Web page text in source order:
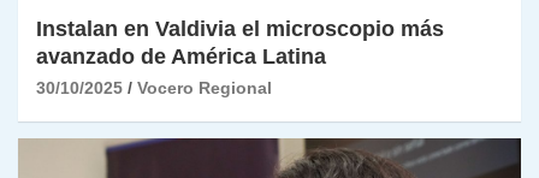
Instalan en Valdivia el microscopio más
avanzado de América Latina
30/10/2025 Vocero Regional